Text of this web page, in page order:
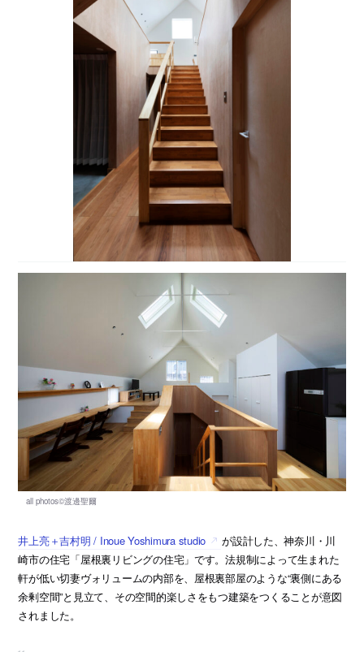
井上亮＋吉村明 / Inoue Yoshimura studio
が設計した、神奈川・川
崎市の住宅「屋根裏リビングの住宅」です。法規制によって生まれた
軒が低い切妻ヴォリュームの内部を、屋根裏部屋のような“裏側にある
余剰空間”と見立て、その空間的楽しさをもつ建築をつくることが意図
されました。